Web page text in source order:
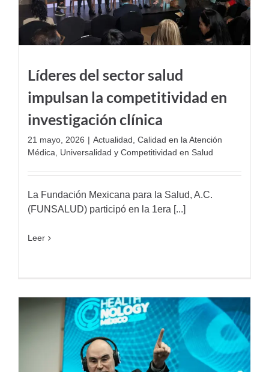
Líderes del sector salud
impulsan la competitividad en
investigación clínica
21 mayo, 2026 | Actualidad Calidad en la Atención
Médica
Universalidad y Competitividad en Salud
La Fundación Mexicana para la Salud, A.C.
(FUNSALUD) participó en la 1era [...]
Leer